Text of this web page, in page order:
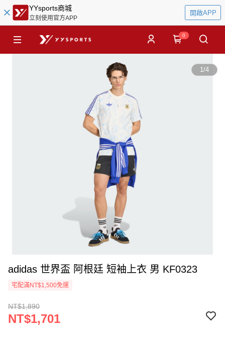
YYsports商城
立刻使用官方APP
開啟APP
0
1/4
adidas 世界盃 阿根廷 短袖上衣 男 KF0323
宅配滿NT$1,500免運
NT$1,890
NT$1,701